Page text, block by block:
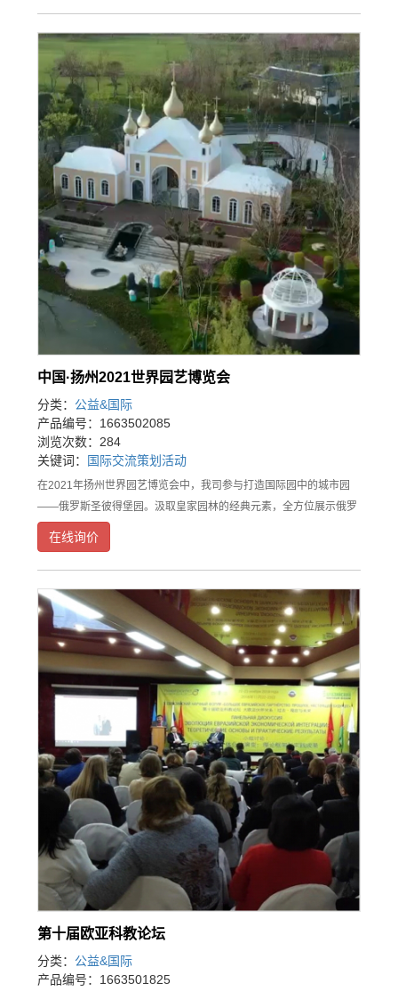
中国·扬州2021世界园艺博览会
分类： 公益&国际
产品编号：1663502085
浏览次数：284
关键词：
国际交流策划 活动
在2021年扬州世界园艺博览会中，我司参与打造国际园中的城市园
——俄罗斯圣彼得堡园。汲取皇家园林的经典元素，全方位展示俄罗
斯皇家宫殿与园林。同时通过实物+多媒体+互动+氛围+产品等多维方
式，在展会期间邀请俄罗斯艺术家以不同的形式开展俄罗斯油
在线询价
第十届欧亚科教论坛
分类： 公益&国际
产品编号：1663501825